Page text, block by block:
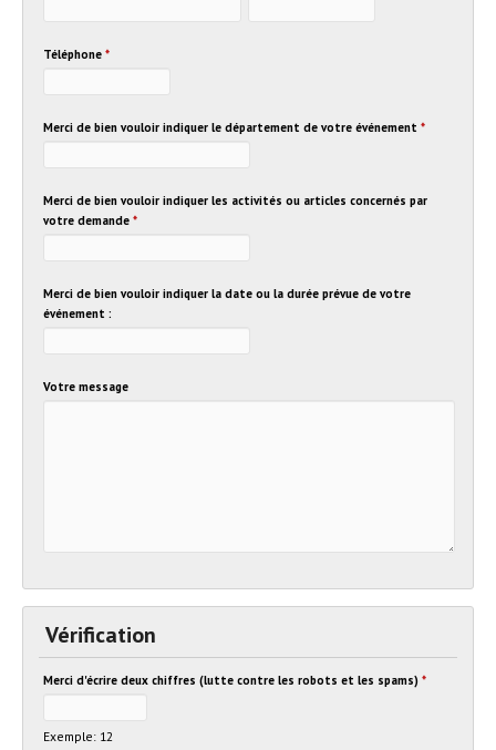
Téléphone *
Merci de bien vouloir indiquer le département de votre événement *
Merci de bien vouloir indiquer les activités ou articles concernés par
votre demande *
Merci de bien vouloir indiquer la date ou la durée prévue de votre
événement :
Votre message
Vérification
Merci d'écrire deux chiffres (lutte contre les robots et les spams) *
Exemple: 12